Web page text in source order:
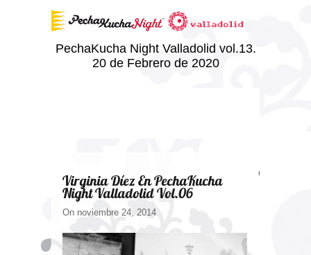
PechaKucha Night Valladolid vol.13.
20 de Febrero de 2020
Virginia Díez En PechaKucha
Night Valladolid Vol.06
On noviembre 24, 2014
Comments